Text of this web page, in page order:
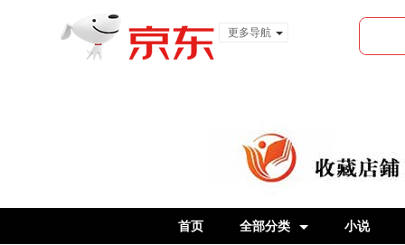
更多导航
首页 全部分类 小说